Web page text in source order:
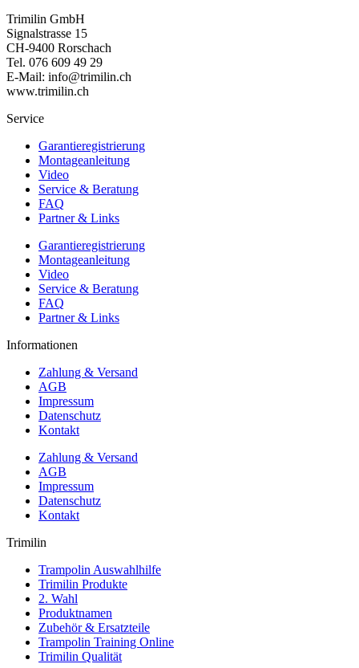
Trimilin GmbH
Signalstrasse 15
CH-9400 Rorschach
Tel. 076 609 49 29
E-Mail: info@trimilin.ch
www.trimilin.ch
Service
Garantieregistrierung
Montageanleitung
Video
Service & Beratung
FAQ
Partner & Links
Garantieregistrierung
Montageanleitung
Video
Service & Beratung
FAQ
Partner & Links
Informationen
Zahlung & Versand
AGB
Impressum
Datenschutz
Kontakt
Zahlung & Versand
AGB
Impressum
Datenschutz
Kontakt
Trimilin
Trampolin Auswahlhilfe
Trimilin Produkte
2. Wahl
Produktnamen
Zubehör & Ersatzteile
Trampolin Training Online
Trimilin Qualität